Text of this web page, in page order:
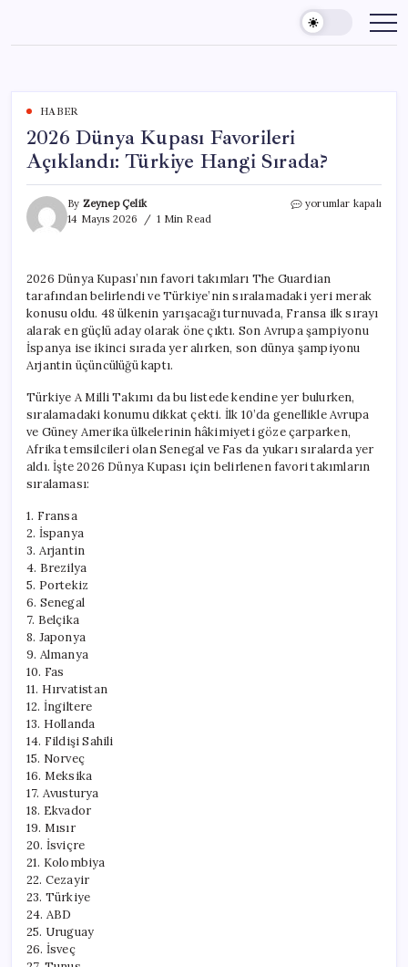
content
HABER
2026 Dünya Kupası Favorileri
Açıklandı: Türkiye Hangi Sırada?
By Zeynep Çelik
14 Mayıs 2026
1 Min Read
2026
Türkiye
Hangi
Sırada?
için
yorumlar kapalı
2026 Dünya Kupası’nın favori takımları The Guardian
tarafından belirlendi ve Türkiye’nin sıralamadaki yeri merak
konusu oldu. 48 ülkenin yarışacağı turnuvada, Fransa ilk sırayı
alarak en güçlü aday olarak öne çıktı. Son Avrupa şampiyonu
İspanya ise ikinci sırada yer alırken, son dünya şampiyonu
Arjantin üçüncülüğü kaptı.
Türkiye A Milli Takımı da bu listede kendine yer bulurken,
sıralamadaki konumu dikkat çekti. İlk 10’da genellikle Avrupa
ve Güney Amerika ülkelerinin hâkimiyeti göze çarparken,
Afrika temsilcileri olan Senegal ve Fas da yukarı sıralarda yer
aldı. İşte 2026 Dünya Kupası için belirlenen favori takımların
sıralaması:
1. Fransa
2. İspanya
3. Arjantin
4. Brezilya
5. Portekiz
6. Senegal
7. Belçika
8. Japonya
9. Almanya
10. Fas
11. Hırvatistan
12. İngiltere
13. Hollanda
14. Fildişi Sahili
15. Norveç
16. Meksika
17. Avusturya
18. Ekvador
19. Mısır
20. İsviçre
21. Kolombiya
22. Cezayir
23. Türkiye
24. ABD
25. Uruguay
26. İsveç